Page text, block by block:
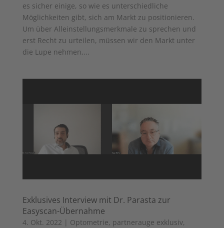
es sicher einige, so wie es unterschiedliche
Möglichkeiten gibt, sich am Markt zu positionieren.
Um über Alleinstellungsmerkmale zu sprechen und
erst Recht zu urteilen, müssen wir den Markt unter
die Lupe nehmen,...
Exklusives Interview mit Dr. Parasta zur
Easyscan-Übernahme
4. Okt. 2022 | Optometrie, partnerauge exklusiv,